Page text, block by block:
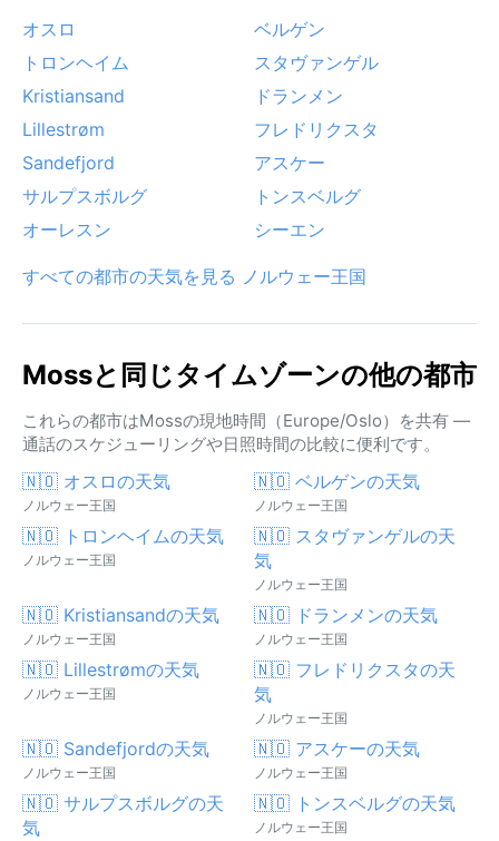
オスロ
ベルゲン
トロンヘイム
スタヴァンゲル
Kristiansand
ドランメン
Lillestrøm
フレドリクスタ
Sandefjord
アスケー
サルプスボルグ
トンスベルグ
オーレスン
シーエン
すべての都市の天気を見る ノルウェー王国
Mossと同じタイムゾーンの他の都市
これらの都市はMossの現地時間（Europe/Oslo）を共有 —
通話のスケジューリングや日照時間の比較に便利です。
🇳🇴 オスロの天気
ノルウェー王国
🇳🇴 ベルゲンの天気
ノルウェー王国
🇳🇴 トロンヘイムの天気
ノルウェー王国
🇳🇴 スタヴァンゲルの天
気
ノルウェー王国
🇳🇴 Kristiansandの天気
ノルウェー王国
🇳🇴 ドランメンの天気
ノルウェー王国
🇳🇴 Lillestrømの天気
ノルウェー王国
🇳🇴 フレドリクスタの天
気
ノルウェー王国
🇳🇴 Sandefjordの天気
ノルウェー王国
🇳🇴 アスケーの天気
ノルウェー王国
🇳🇴 サルプスボルグの天
気
🇳🇴 トンスベルグの天気
ノルウェー王国